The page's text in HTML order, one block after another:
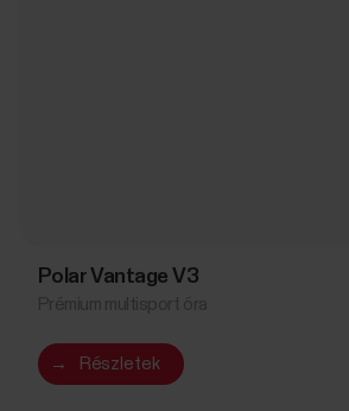
Polar Vantage V3
→ Részletek